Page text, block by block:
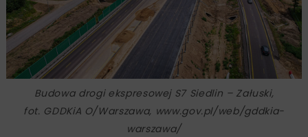
Budowa drogi ekspresowej S7 Siedlin – Załuski,
fot. GDDKiA O/Warszawa, www.gov.pl/web/gddkia-
warszawa/